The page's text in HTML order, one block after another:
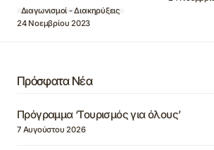
Διαγωνισμοί - Διακηρύξεις
24 Νοεμβρίου 2023
Πρόσφατα Νέα
Πρόγραμμα ‘Τουρισμός για όλους’
7 Αυγούστου 2026